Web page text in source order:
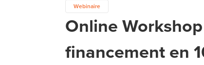
Webinaire
Online
financement en